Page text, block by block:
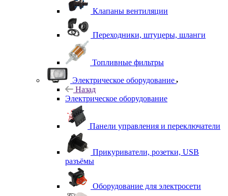
Клапаны вентиляции
Переходники, штуцеры, шланги
Топливные фильтры
Электрическое оборудование
Назад
Электрическое оборудование
Панели управления и переключатели
Прикуриватели, розетки, USB
разъёмы
Оборудование для электросети